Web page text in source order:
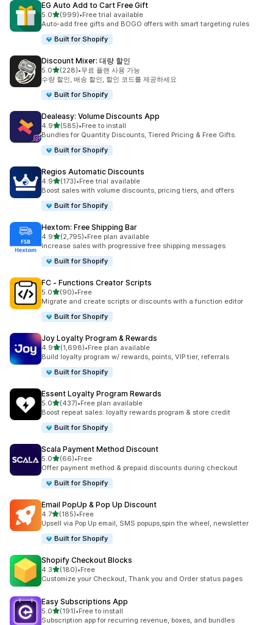
EG Auto Add to Cart Free Gift
5.0별 5개 중
(999)
총 리뷰 999개
•Free trial available
Auto-add free gifts and BOGO offers with smart targeting rules
Built for Shopify
Discount Mixer: 대량 할인
5.0별 5개 중
(228)
총 리뷰 228개
•무료 플랜 사용 가능
수량 할인, 배송 할인, 할인 코드를 제공하세요
Built for Shopify
Dealeasy: Volume Discounts App
4.9별 5개 중
(585)
총 리뷰 585개
•Free to install
Bundles for Quantity Discounts, Tiered Pricing & Free Gifts.
Built for Shopify
Regios Automatic Discounts
4.9별 5개 중
(173)
총 리뷰 173개
•Free trial available
Boost sales with volume discounts, pricing tiers, and offers
Built for Shopify
Hextom: Free Shipping Bar
4.9별 5개 중
(2,795)
총 리뷰 2795개
•Free plan available
Increase sales with progressive free shipping messages
Built for Shopify
FC ‑ Functions Creator Scripts
5.0별 5개 중
(90)
총 리뷰 90개
•Free
Migrate and create scripts or discounts with a function editor
Built for Shopify
Joy Loyalty Program & Rewards
4.9별 5개 중
(1,698)
총 리뷰 1698개
•Free plan available
Build loyalty program w/ rewards, points, VIP tier, referrals
Built for Shopify
Essent Loyalty Program Rewards
5.0별 5개 중
(437)
총 리뷰 437개
•Free plan available
Boost repeat sales: loyalty rewards program & store credit
Built for Shopify
Scala Payment Method Discount
5.0별 5개 중
(66)
총 리뷰 66개
•Free
Offer payment method & prepaid discounts during checkout
Built for Shopify
Email PopUp & Pop Up Discount
4.7별 5개 중
(185)
총 리뷰 185개
•Free
Upsell via Pop Up email, SMS popups,spin the wheel, newsletter
Built for Shopify
Shopify Checkout Blocks
4.3별 5개 중
(180)
총 리뷰 180개
•Free
Customize your Checkout, Thank you and Order status pages
Easy Subscriptions App
5.0별 5개 중
(191)
총 리뷰 191개
•Free to install
Subscription app for recurring revenue, boxes, and bundles